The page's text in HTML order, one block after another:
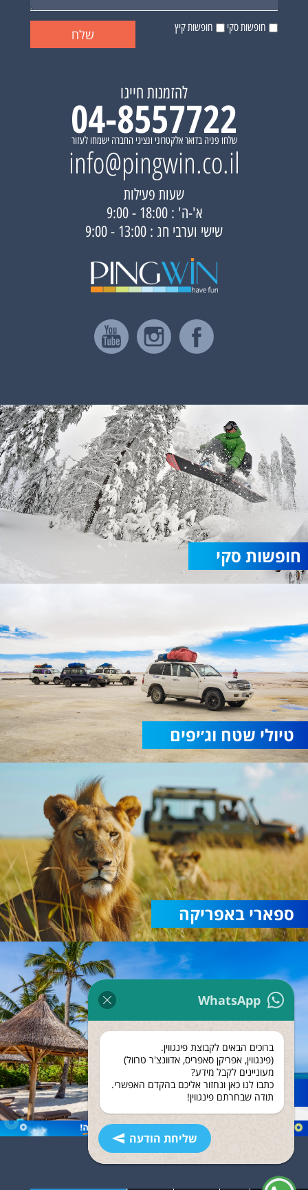
WhatsApp
ברוכים הבאים לקבוצת פינגווין.
(פינגווין, אפריקן סאפריס, אדוונצ'ר טרוול)
מעוניינים לקבל מידע?
כתבו לנו כאן ונחזור אליכם בהקדם האפשרי.
תודה שבחרתם פינגווין!
שליחת הודעה
חופשות סקי חופשות קיץ
להזמנות חייגו
04-8557722
שלחו פניה בדואר אלקטרוני ונציגי החברה ישמחו לעזור
info@pingwin.co.il
שעות פעילות
א'-ה' : 18:00 - 9:00
שישי וערבי חג : 13:00 - 9:00
חופשות סקי
טיולי שטח וג׳יפים
ספארי באפריקה
נופש בזנזיבר